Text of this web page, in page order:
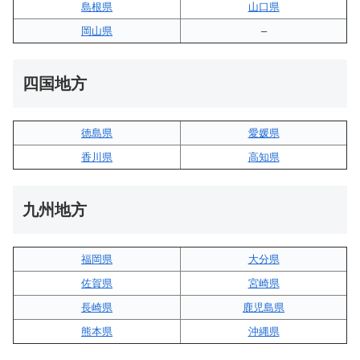
島根県
山口県
岡山県
–
四国地方
徳島県
愛媛県
香川県
高知県
九州地方
福岡県
大分県
佐賀県
宮崎県
長崎県
鹿児島県
熊本県
沖縄県